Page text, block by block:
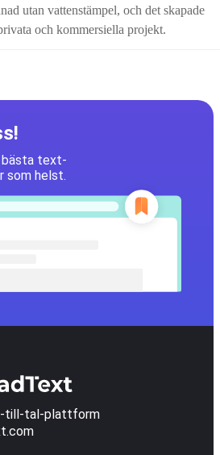
utan vattenstämpel, och det skapade
och kommersiella projekt.
bästa text-
som helst.
till-tal-plattform